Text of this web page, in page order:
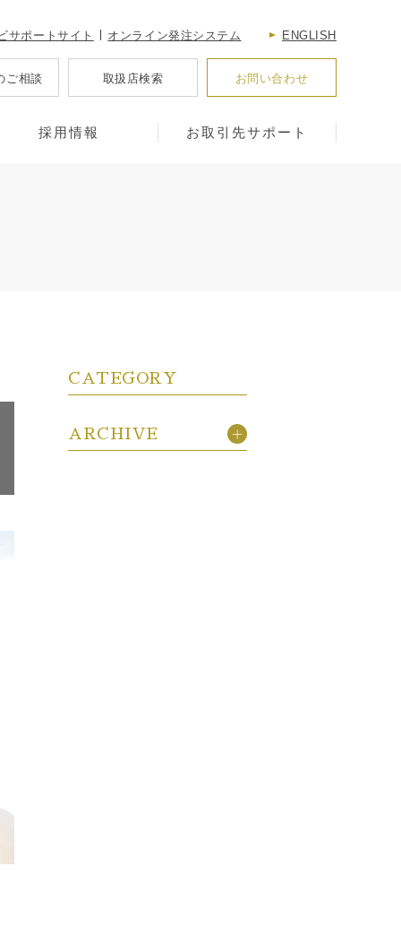
サポートサイト オンライン発注システム ENGLISH
ご相談 取扱店検索 お問い合わせ
採用情報 お取引先サポート
CATEGORY
ARCHIVE